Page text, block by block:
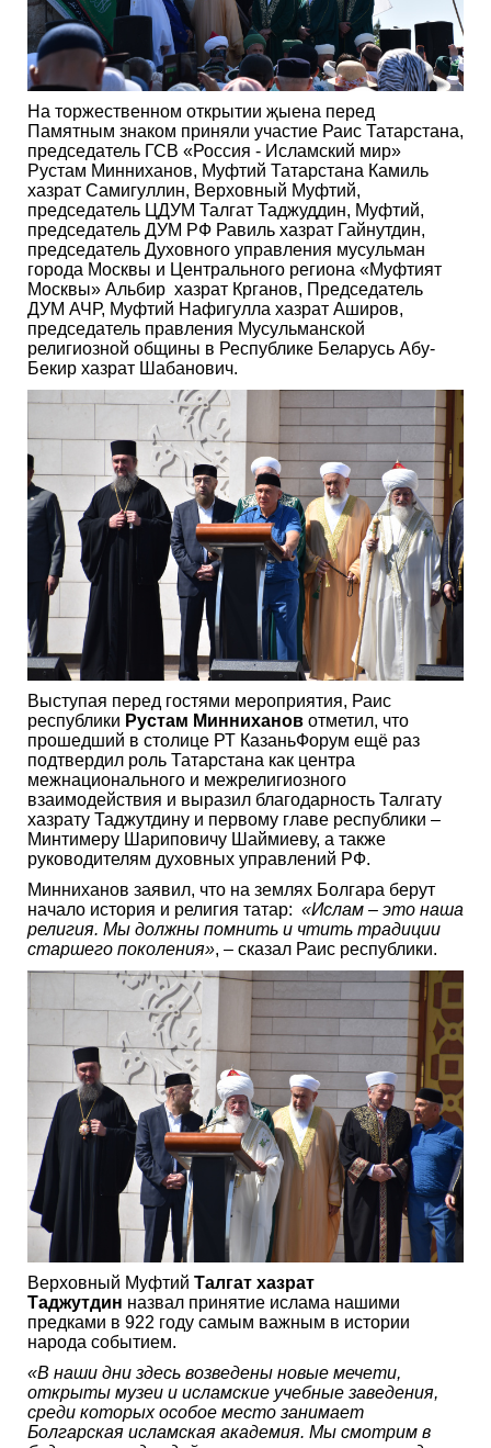
На торжественном открытии җыена перед
Памятным знаком приняли участие Раис Татарстана,
председатель ГСВ «Россия - Исламский мир»
Рустам Минниханов, Муфтий Татарстана Камиль
хазрат Самигуллин, Верховный Муфтий,
председатель ЦДУМ Талгат Таджуддин, Муфтий,
председатель ДУМ РФ Равиль хазрат Гайнутдин,
председатель Духовного управления мусульман
города Москвы и Центрального региона «Муфтият
Москвы» Альбир хазрат Крганов, Председатель
ДУМ АЧР, Муфтий Нафигулла хазрат Аширов,
председатель правления Мусульманской
религиозной общины в Республике Беларусь Абу-
Бекир хазрат Шабанович.
Выступая перед гостями мероприятия, Раис
республики Рустам Минниханов отметил, что
прошедший в столице РТ КазаньФорум ещё раз
подтвердил роль Татарстана как центра
межнационального и межрелигиозного
взаимодействия и выразил благодарность Талгату
хазрату Таджутдину и первому главе республики –
Минтимеру Шариповичу Шаймиеву, а также
руководителям духовных управлений РФ.
Минниханов заявил, что на землях Болгара берут
начало история и религия татар: «Ислам – это наша
религия. Мы должны помнить и чтить традиции
старшего поколения», – сказал Раис республики.
Верховный Муфтий Талгат хазрат
Таджутдин назвал принятие ислама нашими
предками в 922 году самым важным в истории
народа событием.
«В наши дни здесь возведены новые мечети,
открыты музеи и исламские учебные заведения,
среди которых особое место занимает
Болгарская исламская академия. Мы смотрим в